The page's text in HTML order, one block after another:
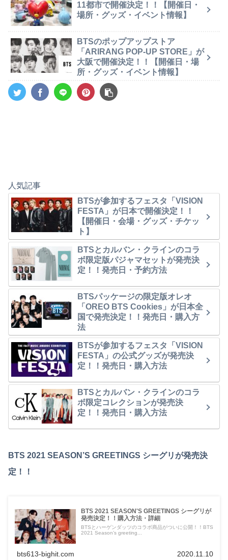
11都市で開催決定！！【開催日・
場所・グッズ・イベント情報】
BTSのポップアップストア
「ARIRANG POP-UP STORE」が
大阪で開催決定！！【開催日・場
所・グッズ・イベント情報】
人気記事
BTSが参加するフェスタ「VISION
FESTA」が日本で開催決定！！
【開催日・会場・グッズ・チケッ
ト】
BTSとカルバン・クラインのコラ
ボ限定版パジャマセットが発売決
定！！発売日・予約方法
BTSパッケージの限定版オレオ
「OREO BTS Cookies」が日本全
国で発売決定！！発売日・購入方
法
BTSが参加するフェスタ「VISION
FESTA」の公式グッズが発売決
定！！発売日・購入方法
BTSとカルバン・クラインのコラ
ボ限定コレクションが発売決
定！！発売日・購入方法
BTS 2021 SEASON’S GREETINGS シーグリが発売決
定！！
BTS 2021 SEASON'S GREETINGS シーグリが
発売決定！！購入方法・詳細
BTSとハーゲンダッツのコラボ商品がついに公開！！BTS
2021 Season’s greeting...
bts613-bighit.com 2020.11.10